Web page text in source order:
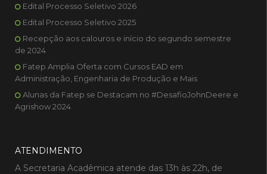
Edital Processo Seletivo 2026
Edital Processo Seletivo 2025
Recepção aos calouros e início do segundo semestre
de 2024
Fatep Amplia Oferta com Cursos EAD em
Administração, Engenharia de Produção e Mais
Alunas da Fatep se Destacam no #DesafioJohnDeere e
Agrishow 2024
ATENDIMENTO
A Secretaria Acadêmica atende das 13h às 22h, de